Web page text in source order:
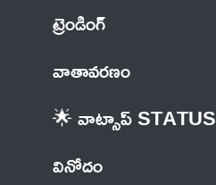
ట్రెండింగ్
వాతావరణం
🌟 వాట్సాప్ STATUS
వినోదం